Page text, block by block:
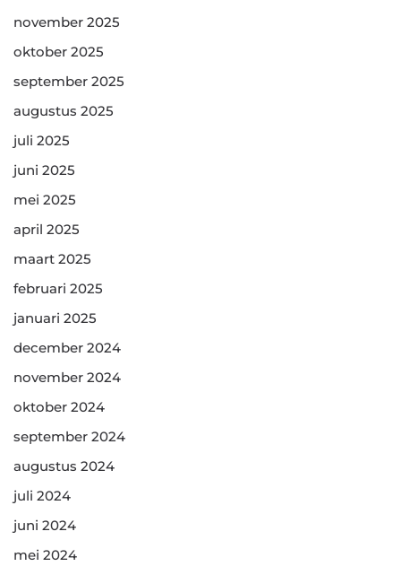
november 2025
oktober 2025
september 2025
augustus 2025
juli 2025
juni 2025
mei 2025
april 2025
maart 2025
februari 2025
januari 2025
december 2024
november 2024
oktober 2024
september 2024
augustus 2024
juli 2024
juni 2024
mei 2024